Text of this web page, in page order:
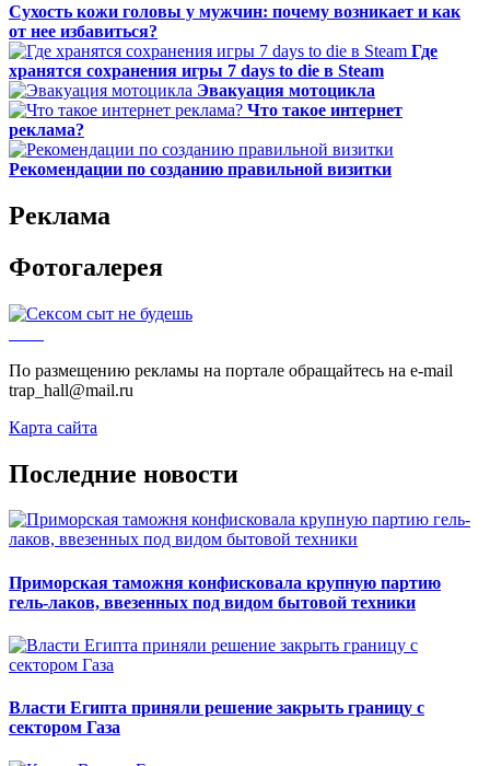
Сухость кожи головы у мужчин: почему возникает и как
от нее избавиться?
Где
хранятся сохранения игры 7 days to die в Steam
Эвакуация мотоцикла
Что такое интернет
реклама?
Рекомендации по созданию правильной визитки
Реклама
Фотогалерея
По размещению рекламы на портале обращайтесь на e-mail
trap_hall@mail.ru
Карта сайта
Последние новости
Приморская таможня конфисковала крупную партию
гель-лаков, ввезенных под видом бытовой техники
Власти Египта приняли решение закрыть границу с
сектором Газа